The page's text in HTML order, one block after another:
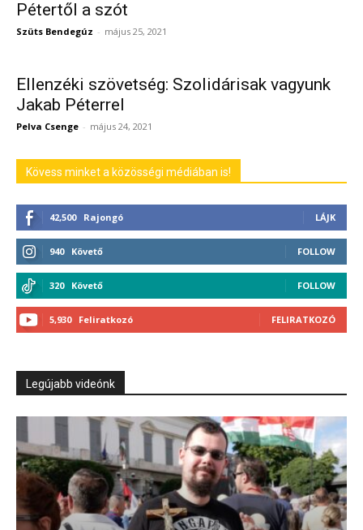
Pétertől a szót
Szüts Bendegúz - május 25, 2021
Ellenzéki szövetség: Szolidárisak vagyunk
Jakab Péterrel
Pelva Csenge - május 24, 2021
Kövess minket a közösségi médiában is!
42,500 Rajongó LÁJK
940 Követő FOLLOW
320 Követő FOLLOW
5,930 Feliratkozó FELIRATKOZÓ
Legújabb videónk